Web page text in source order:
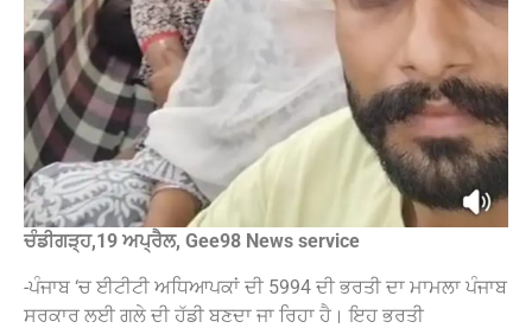
ਚੰਡੀਗੜ੍ਹ,19 ਅਪ੍ਰੈਲ, Gee98 News service
-ਪੰਜਾਬ ‘ਚ ਈਟੀਟੀ ਅਧਿਆਪਕਾਂ ਦੀ 5994 ਦੀ ਭਰਤੀ ਦਾ ਮਾਮਲਾ ਪੰਜਾਬ
ਸਰਕਾਰ ਲਈ ਗਲੇ ਦੀ ਹੱਡੀ ਬਣਦਾ ਜਾ ਰਿਹਾ ਹੈ। ਇਹ ਭਰਤੀ